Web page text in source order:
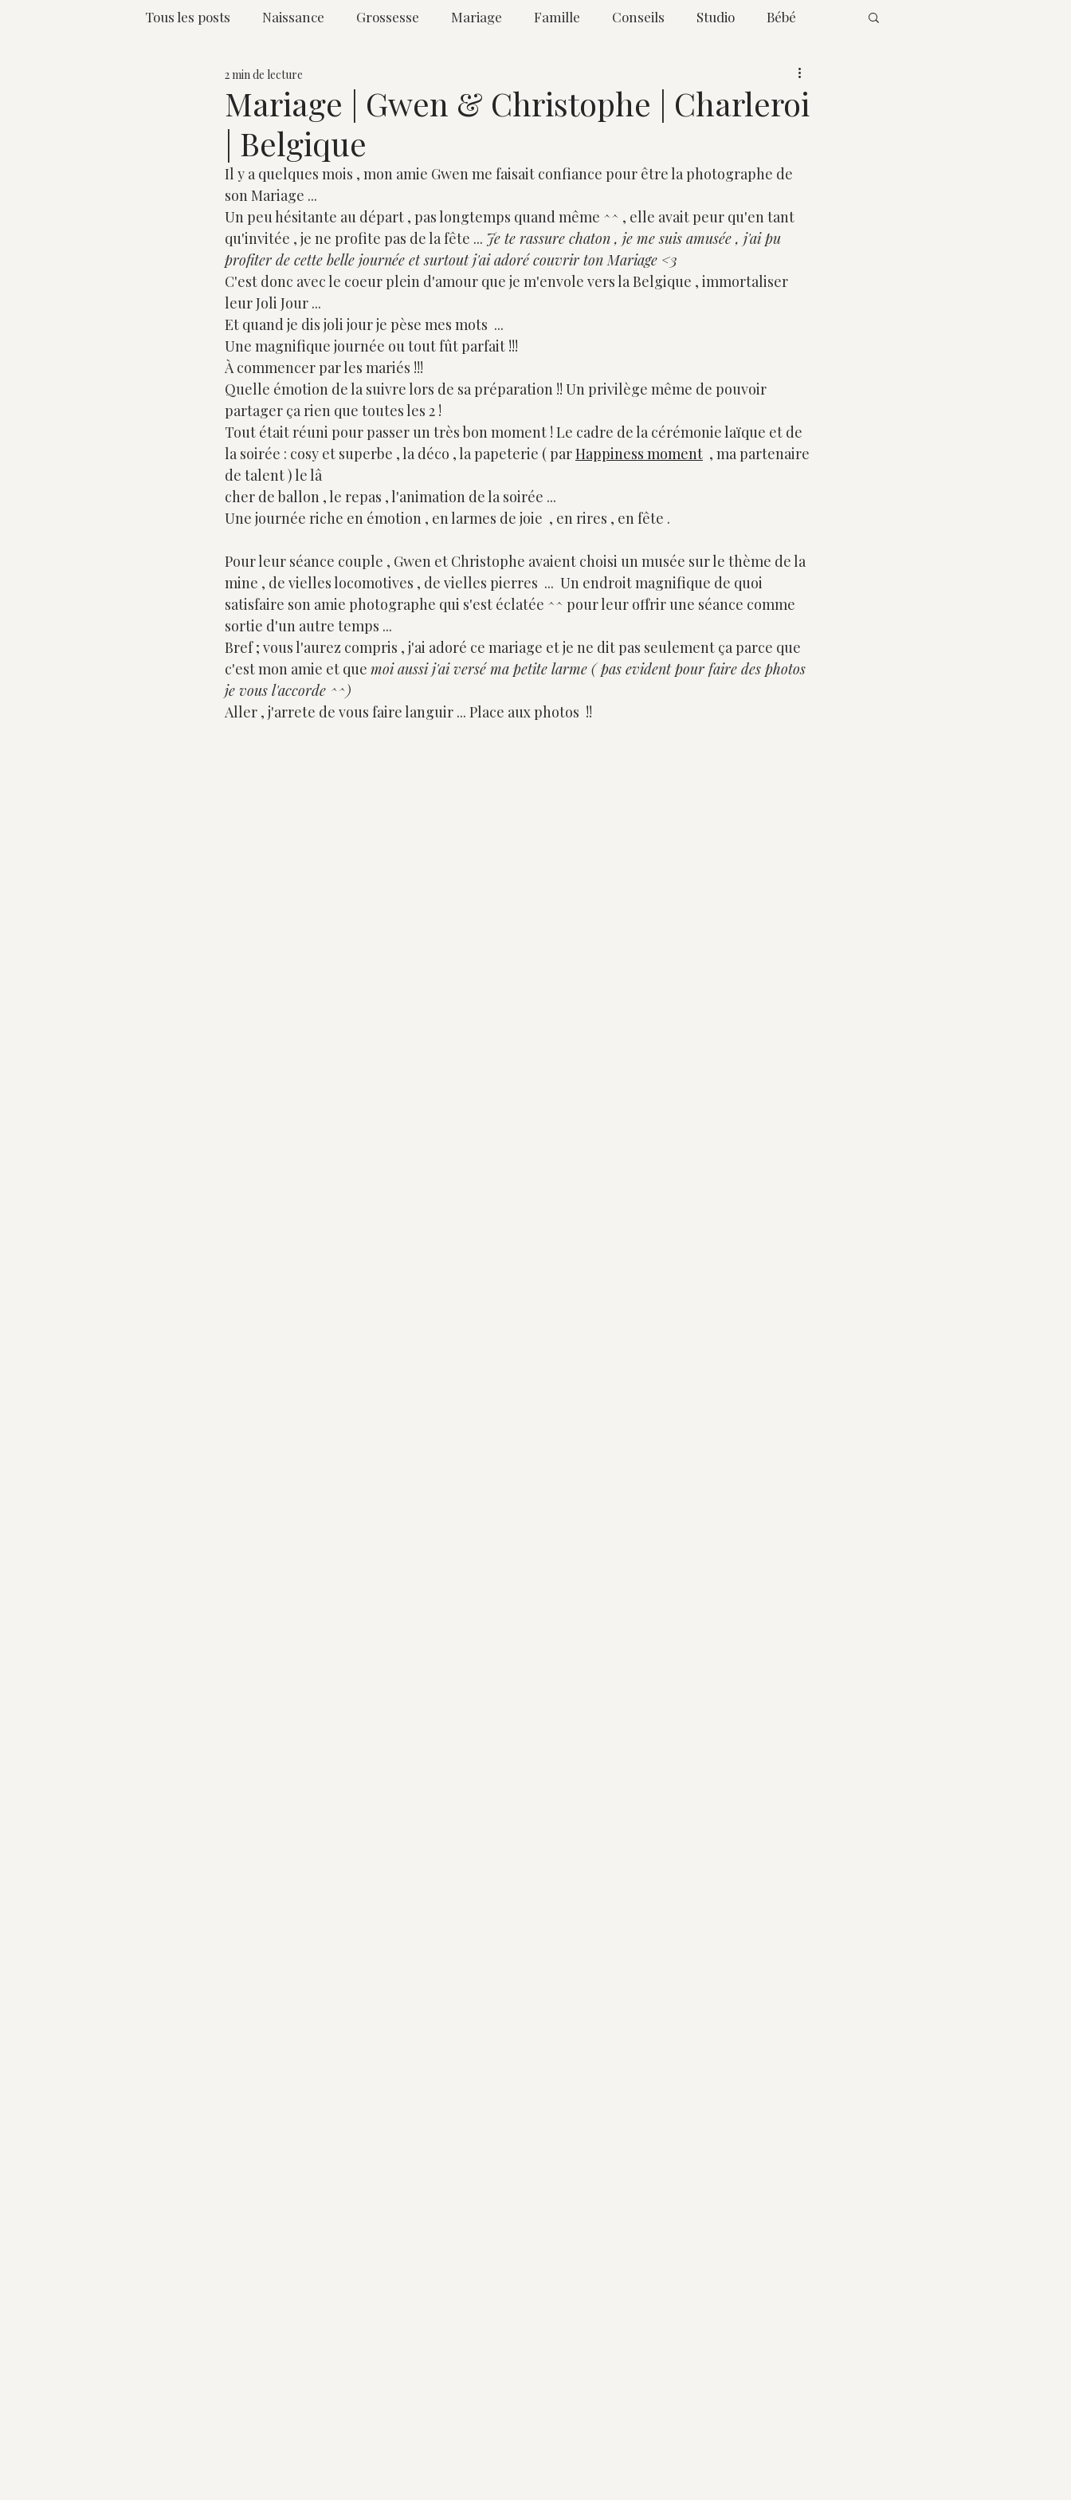
Tous les posts Naissance Grossesse Mariage Famille Conseils Studio Bébé
Maman & Moi Lifestyle
Mariage | Gwen & Christophe | Charleroi
| Belgique
2 min de lecture
Il y a quelques mois , mon amie Gwen me faisait confiance pour être la photographe de
son Mariage ...
Un peu hésitante au départ , pas longtemps quand même ^^ , elle avait peur qu'en tant
qu'invitée , je ne profite pas de la fête ... Je te rassure chaton , je me suis amusée , j'ai pu
profiter de cette belle journée et surtout j'ai adoré couvrir ton Mariage <3
C'est donc avec le coeur plein d'amour que je m'envole vers la Belgique , immortaliser
leur Joli Jour ...
Et quand je dis joli jour je pèse mes mots  ...
Une magnifique journée ou tout fût parfait !!!
À commencer par les mariés !!!
Quelle émotion de la suivre lors de sa préparation !! Un privilège même de pouvoir
partager ça rien que toutes les 2 !
Tout était réuni pour passer un très bon moment ! Le cadre de la cérémonie laïque et de
la soirée : cosy et superbe , la déco , la papeterie ( par Happiness moment
  , ma partenaire
de talent ) le lâ
cher de ballon , le repas , l'animation de la soirée ...
Une journée riche en émotion , en larmes de joie  , en rires , en fête .
Pour leur séance couple , Gwen et Christophe avaient choisi un musée sur le thème de la
mine , de vielles locomotives , de vielles pierres  ...  Un endroit magnifique de quoi
satisfaire son amie photographe qui s'est éclatée ^^ pour leur offrir une séance comme
sortie d'un autre temps ...
Bref ; vous l'aurez compris , j'ai adoré ce mariage et je ne dit pas seulement ça parce que
c'est mon amie et que moi aussi j'ai versé ma petite larme ( pas evident pour faire des photos
je vous l'accorde ^^)
Aller , j'arrete de vous faire languir ... Place aux photos  !!